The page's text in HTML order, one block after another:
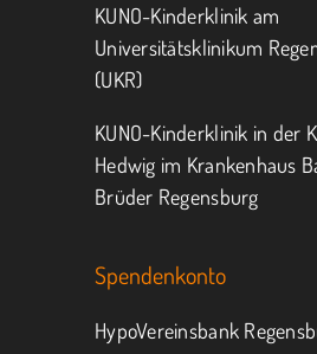
KUNO-Kinderklinik am
Universitätsklinikum
(UKR)
KUNO-Kinderklinik in der
Hedwig im Krankenhaus
Brüder Regensburg
Spendenkonto
HypoVereinsbank